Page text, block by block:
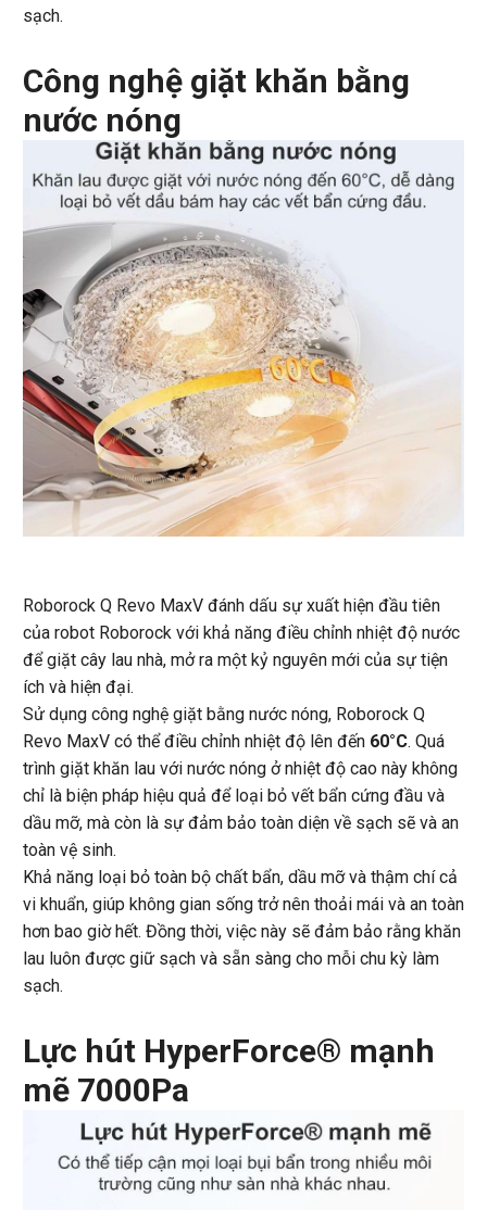
sạch.
Công nghệ giặt khăn bằng
nước nóng
Roborock Q Revo MaxV đánh dấu sự xuất hiện đầu tiên
của robot Roborock với khả năng điều chỉnh nhiệt độ nước
để giặt cây lau nhà, mở ra một kỷ nguyên mới của sự tiện
ích và hiện đại.
Sử dụng công nghệ giặt bằng nước nóng, Roborock Q
Revo MaxV có thể điều chỉnh nhiệt độ lên đến 60°C. Quá
trình giặt khăn lau với nước nóng ở nhiệt độ cao này không
chỉ là biện pháp hiệu quả để loại bỏ vết bẩn cứng đầu và
dầu mỡ, mà còn là sự đảm bảo toàn diện về sạch sẽ và an
toàn vệ sinh.
Khả năng loại bỏ toàn bộ chất bẩn, dầu mỡ và thậm chí cả
vi khuẩn, giúp không gian sống trở nên thoải mái và an toàn
hơn bao giờ hết. Đồng thời, việc này sẽ đảm bảo rằng khăn
lau luôn được giữ sạch và sẵn sàng cho mỗi chu kỳ làm
sạch.
Lực hút HyperForce® mạnh
mẽ 7000Pa